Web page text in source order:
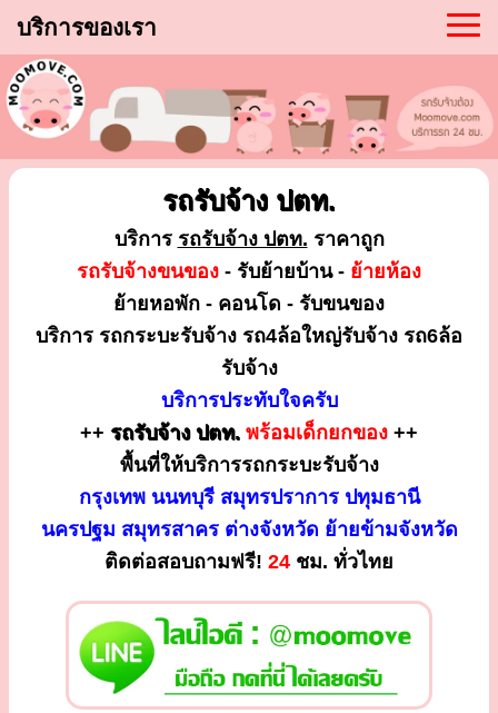
บริการของเรา
รถรับจ้าง ปตท.
บริการ รถรับจ้าง ปตท. ราคาถูก
รถรับจ้างขนของ - รับย้ายบ้าน - ย้ายห้อง
ย้ายหอพัก - คอนโด - รับขนของ
บริการ รถกระบะรับจ้าง รถ4ล้อใหญ่รับจ้าง รถ6ล้อ
รับจ้าง
บริการประทับใจครับ
++ รถรับจ้าง ปตท. พร้อมเด็กยกของ ++
พื้นที่ให้บริการรถกระบะรับจ้าง
กรุงเทพ นนทบุรี สมุทรปราการ ปทุมธานี
นครปฐม สมุทรสาคร ต่างจังหวัด ย้ายข้ามจังหวัด
ติดต่อสอบถามฟรี! 24 ชม. ทั่วไทย